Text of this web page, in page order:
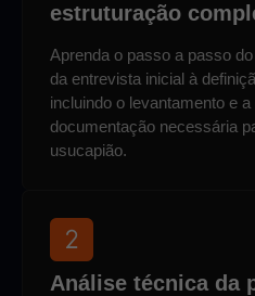
estruturação
Aprenda o passo a passo
da entrevista inicial à
incluindo o levantamento e
documentação necessária
usucapião.
Análise técnica da